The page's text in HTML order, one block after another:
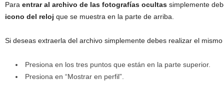
Para entrar al archivo de las fotografías ocultas simplemente
icono del reloj que se muestra en la parte de arriba.
Si deseas extraerla del archivo simplemente debes realizar el
Presiona en los tres puntos que están en la parte superior.
Presiona en “Mostrar en perfil”.